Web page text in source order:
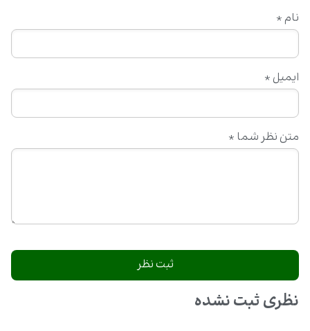
متن نظر شما *
نام *
ایمیل *
نظری ثبت نشده